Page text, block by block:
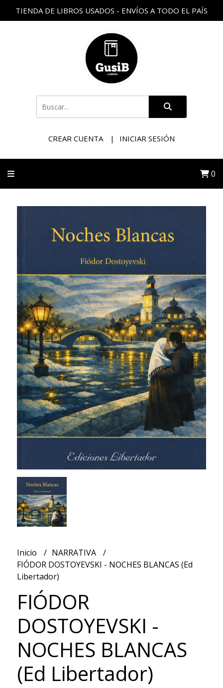
TIENDA DE LIBROS USADOS - ENVÍOS A TODO EL PAÍS
CREAR CUENTA INICIAR SESIÓN
0
Inicio
NARRATIVA
FIÓDOR DOSTOYEVSKI - NOCHES BLANCAS (Ed
Libertador)
FIÓDOR
DOSTOYEVSKI -
NOCHES BLANCAS
(Ed Libertador)